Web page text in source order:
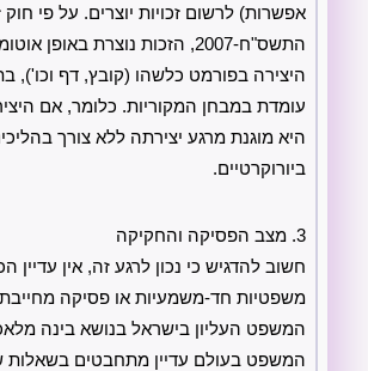
אפשרות) לרשום זכויות יוצרים. על פי חוק
התשס"ח-2007, הזכות נוצרת באופן
היצירה בפורמט כלשהו (קובץ, דף וכו'),
עומדת במבחן המקוריות. כלומר, אם
היא מוגנת מרגע יצירתה ללא צורך
ביורוקרטיים.
3. מצב הפסיקה והחקיקה
חשוב להדגיש כי נכון לרגע זה, אין עדיין
משפטיות חד-משמעיות או פסיקה
המשפט העליון בישראל בנושא בינה
המשפט בעולם עדיין מתחבטים